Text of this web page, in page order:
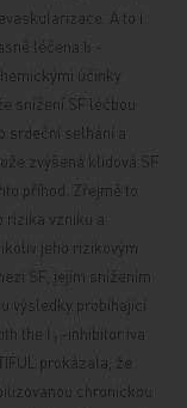
A to i
léčena b -
účinky
snížení SF léčbou
srdeční selhání a
zvýšená klidová SF
příhod. Zřejmě to
rizika vzniku a
jeho rizikovým
SF, jejím snížením
výsledky probíhající
the I f -inhibitor iva
prokázala, že
chronickou